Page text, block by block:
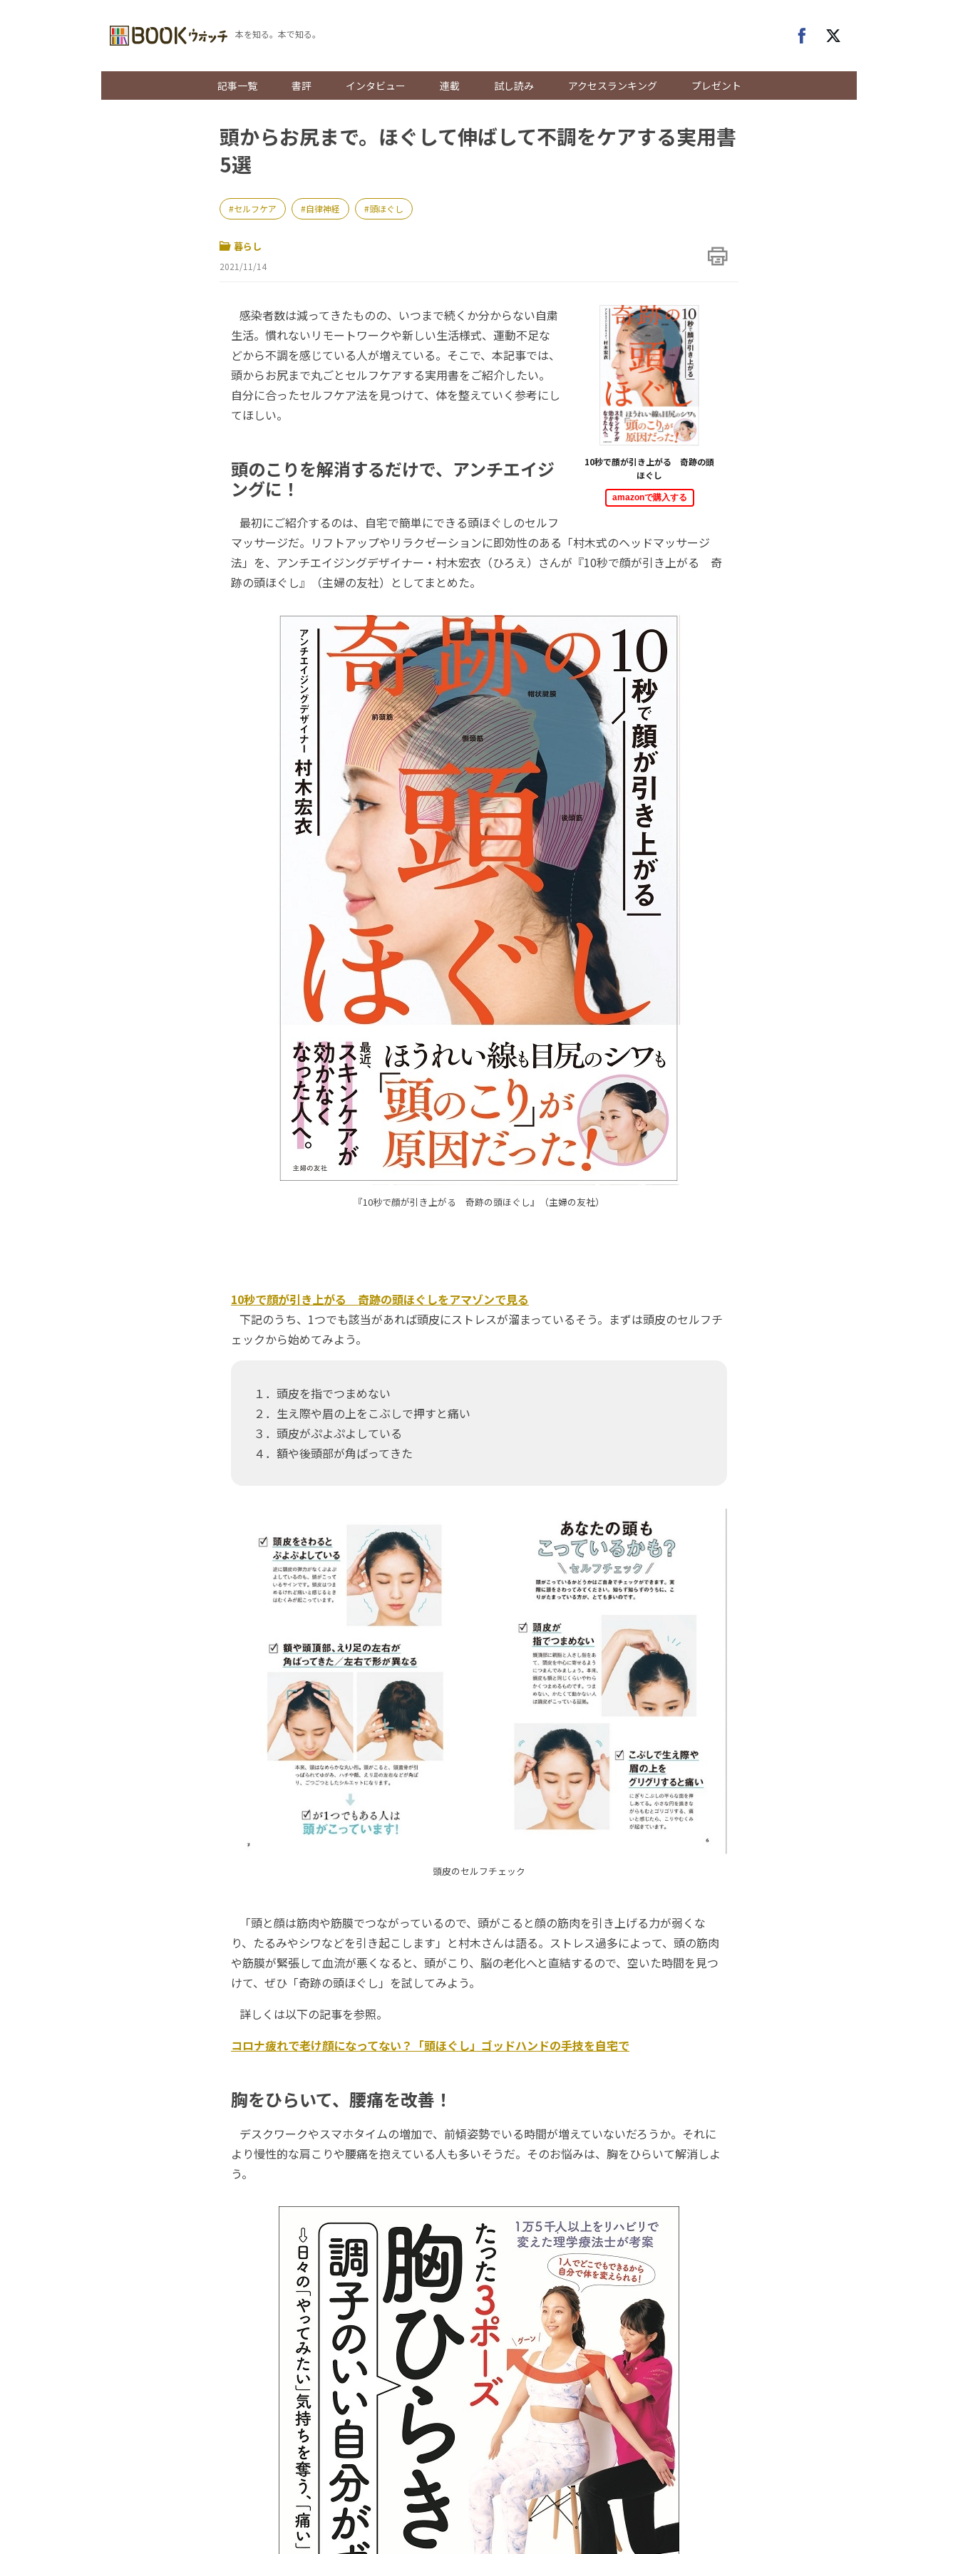
本を知る。本で知る。
記事一覧 書評 インタビュー 連載 試し読み アクセスランキング プレゼント
頭からお尻まで。ほぐして伸ばして不調をケアする実用書
5選
セルフケア 自律神経 頭ほぐし
暮らし
2021/11/14
10秒で顔が引き上がる 奇跡の頭
ほぐし
amazonで購入する
感染者数は減ってきたものの、いつまで続くか分からない自粛
生活。慣れないリモートワークや新しい生活様式、運動不足な
どから不調を感じている人が増えている。そこで、本記事では、
頭からお尻まで丸ごとセルフケアする実用書をご紹介したい。
自分に合ったセルフケア法を見つけて、体を整えていく参考にし
てほしい。
頭のこりを解消するだけで、アンチエイジ
ングに！
最初にご紹介するのは、自宅で簡単にできる頭ほぐしのセルフ
マッサージだ。リフトアップやリラクゼーションに即効性のある「村木式のヘッドマッサージ
法」を、アンチエイジングデザイナー・村木宏衣（ひろえ）さんが『10秒で顔が引き上がる 奇
跡の頭ほぐし』（主婦の友社）としてまとめた。
『10秒で顔が引き上がる 奇跡の頭ほぐし』（主婦の友社）
10秒で顔が引き上がる 奇跡の頭ほぐしをアマゾンで見る
下記のうち、1つでも該当があれば頭皮にストレスが溜まっているそう。まずは頭皮のセルフチ
ェックから始めてみよう。
１．頭皮を指でつまめない
２．生え際や眉の上をこぶしで押すと痛い
３．頭皮がぷよぷよしている
４．額や後頭部が角ばってきた
頭皮のセルフチェック
「頭と顔は筋肉や筋膜でつながっているので、頭がこると顔の筋肉を引き上げる力が弱くな
り、たるみやシワなどを引き起こします」と村木さんは語る。ストレス過多によって、頭の筋肉
や筋膜が緊張して血流が悪くなると、頭がこり、脳の老化へと直結するので、空いた時間を見つ
けて、ぜひ「奇跡の頭ほぐし」を試してみよう。
詳しくは以下の記事を参照。
コロナ疲れで老け顔になってない？「頭ほぐし」ゴッドハンドの手技を自宅で
胸をひらいて、腰痛を改善！
デスクワークやスマホタイムの増加で、前傾姿勢でいる時間が増えていないだろうか。それに
より慢性的な肩こりや腰痛を抱えている人も多いそうだ。そのお悩みは、胸をひらいて解消しよ
う。